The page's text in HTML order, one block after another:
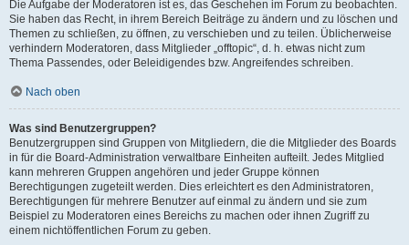
Die Aufgabe der Moderatoren ist es, das Geschehen im Forum zu beobachten.
Sie haben das Recht, in ihrem Bereich Beiträge zu ändern und zu löschen und
Themen zu schließen, zu öffnen, zu verschieben und zu teilen. Üblicherweise
verhindern Moderatoren, dass Mitglieder „offtopic“, d. h. etwas nicht zum
Thema Passendes, oder Beleidigendes bzw. Angreifendes schreiben.
Nach oben
Was sind Benutzergruppen?
Benutzergruppen sind Gruppen von Mitgliedern, die die Mitglieder des Boards
in für die Board-Administration verwaltbare Einheiten aufteilt. Jedes Mitglied
kann mehreren Gruppen angehören und jeder Gruppe können
Berechtigungen zugeteilt werden. Dies erleichtert es den Administratoren,
Berechtigungen für mehrere Benutzer auf einmal zu ändern und sie zum
Beispiel zu Moderatoren eines Bereichs zu machen oder ihnen Zugriff zu
einem nichtöffentlichen Forum zu geben.